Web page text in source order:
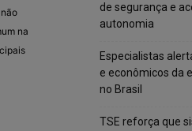
na
de segurança e
autonomia
Especialistas
e econômicos da
no Brasil
TSE reforça que